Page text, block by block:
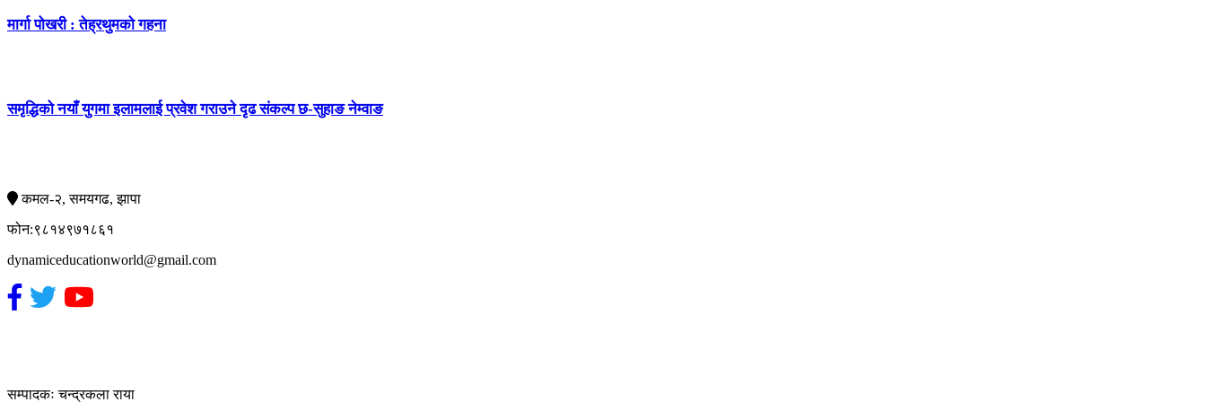
मार्गा पोखरी : तेह्रथुमको गहना
समृद्धिको नयाँ युगमा इलामलाई प्रवेश गराउने दृढ संकल्प छ-सुहाङ नेम्वाङ
कमल-२, समयगढ, झापा
फोन:९८१४९७१८६१
dynamiceducationworld@gmail.com
सम्पादकः चन्द्रकला राया